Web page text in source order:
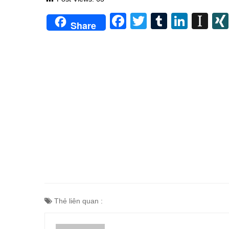
Share Facebook
TwitterTumblr
Thẻ liên quan :